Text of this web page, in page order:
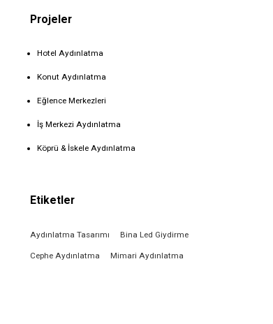
Projeler
Hotel Aydınlatma
Konut Aydınlatma
Eğlence Merkezleri
İş Merkezi Aydınlatma
Köprü & İskele Aydınlatma
Etiketler
Aydınlatma Tasarımı Bina Led Giydirme
Cephe Aydınlatma Mimari Aydınlatma